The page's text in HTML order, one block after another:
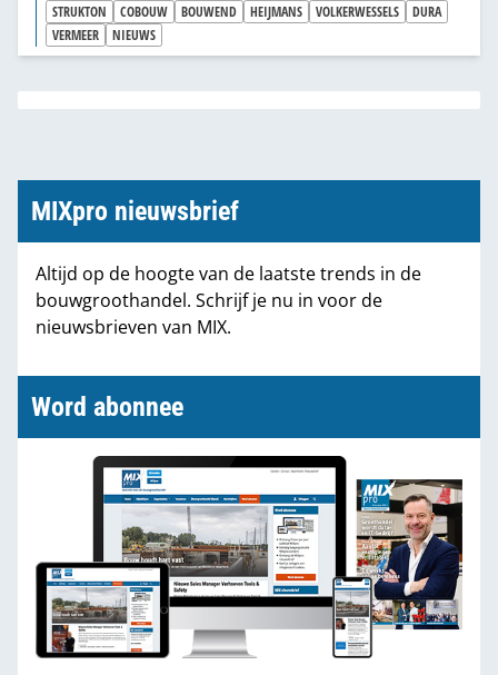
STRUKTON COBOUW BOUWEND HEIJMANS VOLKERWESSELS
DURA
VERMEER
NIEUWS
MIXpro nieuwsbrief
Altijd op de hoogte van de laatste trends in de
bouwgroothandel. Schrijf je nu in voor de
nieuwsbrieven van MIX.
Word abonnee